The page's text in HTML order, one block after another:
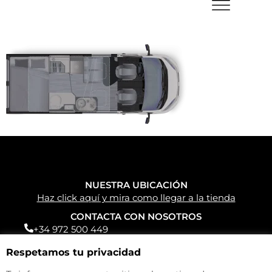
NUESTRA UBICACIÓN
Haz click aquí y mira como llegar a la tienda
CONTACTA CON NOSOTROS
+34 972 500 449
Respetamos tu privacidad